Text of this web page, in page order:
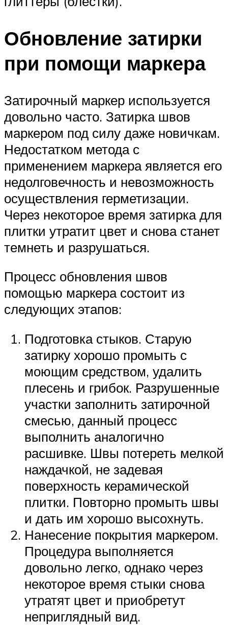
Обновление затирки
при помощи маркера
Затирочный маркер используется
довольно часто. Затирка швов
маркером под силу даже новичкам.
Недостатком метода с
применением маркера является его
недолговечность и невозможность
осуществления герметизации.
Через некоторое время затирка для
плитки утратит цвет и снова станет
темнеть и разрушаться.
Процесс обновления швов
помощью маркера состоит из
следующих этапов:
Подготовка стыков. Старую
затирку хорошо промыть с
моющим средством, удалить
плесень и грибок. Разрушенные
участки заполнить затирочной
смесью, данный процесс
выполнить аналогично
расшивке. Швы потереть мелкой
наждачкой, не задевая
поверхность керамической
плитки. Повторно промыть швы
и дать им хорошо высохнуть.
Нанесение покрытия маркером.
Процедура выполняется
довольно легко, однако через
некоторое время стыки снова
утратят цвет и приобретут
неприглядный вид.